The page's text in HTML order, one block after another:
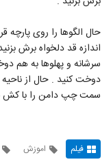
حال الگوها را روی پارچه
اندازه قد دلخواه برش
سرشانه و پهلوها به هم
دوخت کنید . حال از ناحیه
سمت چپ دامن را با کش
فیلم اموزش